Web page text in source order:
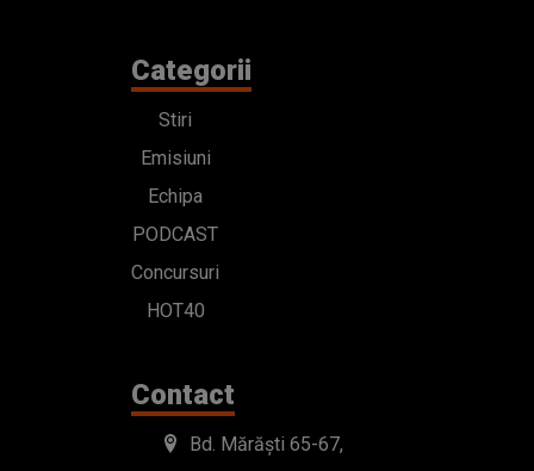
Categorii
Stiri
Emisiuni
Echipa
PODCAST
Concursuri
HOT40
Contact
Bd. Mărăști 65-67,